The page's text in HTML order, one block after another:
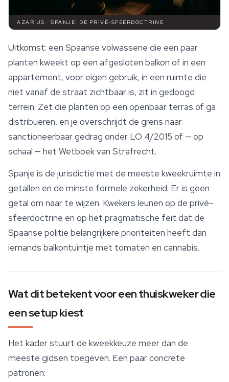
AZARIUS · SPANJE: DE PRIVÉ-SFEERDOCTRINE
Uitkomst: een Spaanse volwassene die een paar
planten kweekt op een afgesloten balkon of in een
appartement, voor eigen gebruik, in een ruimte die
niet vanaf de straat zichtbaar is, zit in gedoogd
terrein. Zet die planten op een openbaar terras of ga
distribueren, en je overschrijdt de grens naar
sanctioneerbaar gedrag onder LO 4/2015 of — op
schaal — het Wetboek van Strafrecht.
Spanje is de jurisdictie met de meeste kweekruimte in
getallen en de minste formele zekerheid. Er is geen
getal om naar te wijzen. Kwekers leunen op de privé-
sfeerdoctrine en op het pragmatische feit dat de
Spaanse politie belangrijkere prioriteiten heeft dan
iemands balkontuintje met tomaten en cannabis.
Wat dit betekent voor een thuiskweker die
een setup kiest
Het kader stuurt de kweekkeuze meer dan de
meeste gidsen toegeven. Een paar concrete
patronen: